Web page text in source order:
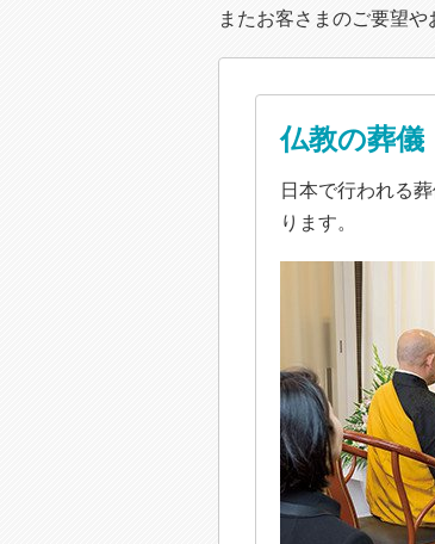
またお客さまのご要望
仏教の葬儀
日本で行われる
ります。